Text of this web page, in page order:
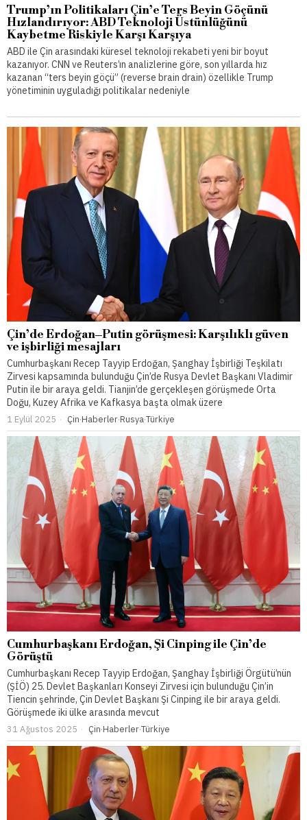
Trump’ın Politikaları Çin’e Ters Beyin Göçünü
Hızlandırıyor: ABD Teknoloji Üstünlüğünü
Kaybetme Riskiyle Karşı Karşıya
ABD ile Çin arasındaki küresel teknoloji rekabeti yeni bir boyut
kazanıyor. CNN ve Reuters’ın analizlerine göre, son yıllarda hız
kazanan “ters beyin göçü” (reverse brain drain) özellikle Trump
yönetiminin uyguladığı politikalar nedeniyle
Çin’de Erdoğan–Putin görüşmesi: Karşılıklı güven
ve işbirliği mesajları
Cumhurbaşkanı Recep Tayyip Erdoğan, Şanghay İşbirliği Teşkilatı
Zirvesi kapsamında bulunduğu Çin’de Rusya Devlet Başkanı Vladimir
Putin ile bir araya geldi. Tianjin’de gerçekleşen görüşmede Orta
Doğu, Kuzey Afrika ve Kafkasya başta olmak üzere
1 Eylül 2025 Çin·Haberler·Rusya·Türkiye
Cumhurbaşkanı Erdoğan, Şi Cinping ile Çin’de
Görüştü
Cumhurbaşkanı Recep Tayyip Erdoğan, Şanghay İşbirliği Örgütü’nün
(ŞİÖ) 25. Devlet Başkanları Konseyi Zirvesi için bulunduğu Çin’in
Tiencin şehrinde, Çin Devlet Başkanı Şi Cinping ile bir araya geldi.
Görüşmede iki ülke arasında mevcut
31 Ağustos 2025 Çin·Haberler·Türkiye